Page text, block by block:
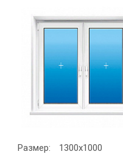
Размер:
1300х1000